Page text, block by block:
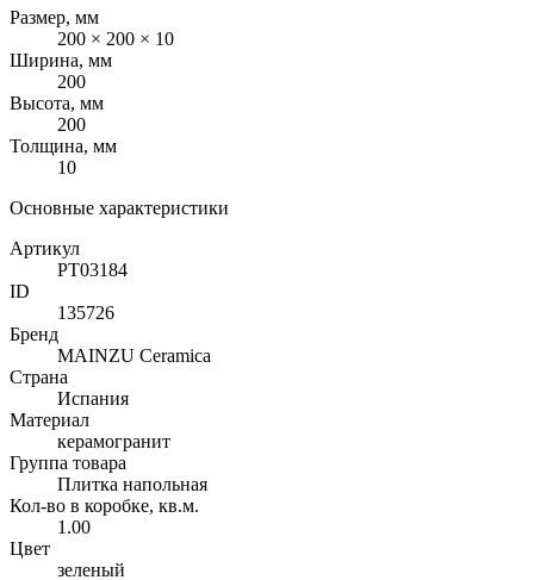
Размер, мм
200 × 200 × 10
Ширина, мм
200
Высота, мм
200
Толщина, мм
10
Основные характеристики
Артикул
PT03184
ID
135726
Бренд
MAINZU Ceramica
Страна
Испания
Материал
керамогранит
Группа товара
Плитка напольная
Кол-во в коробке, кв.м.
1.00
Цвет
зеленый